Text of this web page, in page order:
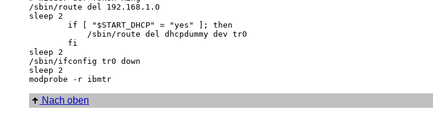
/sbin/route del 192.168.1.0
sleep 2
        if [ "$START_DHCP" = "yes" ]; then
            /sbin/route del dhcpdummy dev tr0
        fi
sleep 2
/sbin/ifconfig tr0 down
sleep 2
Nach oben